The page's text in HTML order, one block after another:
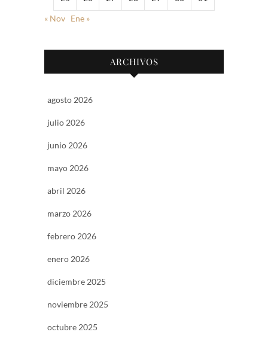
« Nov Ene »
ARCHIVOS
agosto 2026
julio 2026
junio 2026
mayo 2026
abril 2026
marzo 2026
febrero 2026
enero 2026
diciembre 2025
noviembre 2025
octubre 2025